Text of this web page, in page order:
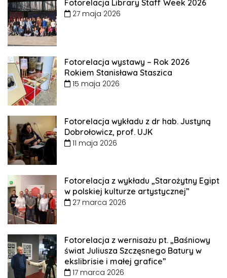
Fotorelacja Library Staff Week 2026
27 maja 2026
Fotorelacja wystawy – Rok 2026
Rokiem Stanisława Staszica
15 maja 2026
Fotorelacja wykładu z dr hab. Justyną
Dobrołowicz, prof. UJK
11 maja 2026
Fotorelacja z wykładu „Starożytny Egipt
w polskiej kulturze artystycznej”
27 marca 2026
Fotorelacja z wernisażu pt. „Baśniowy
świat Juliusza Szczęsnego Batury w
ekslibrisie i małej grafice”
17 marca 2026